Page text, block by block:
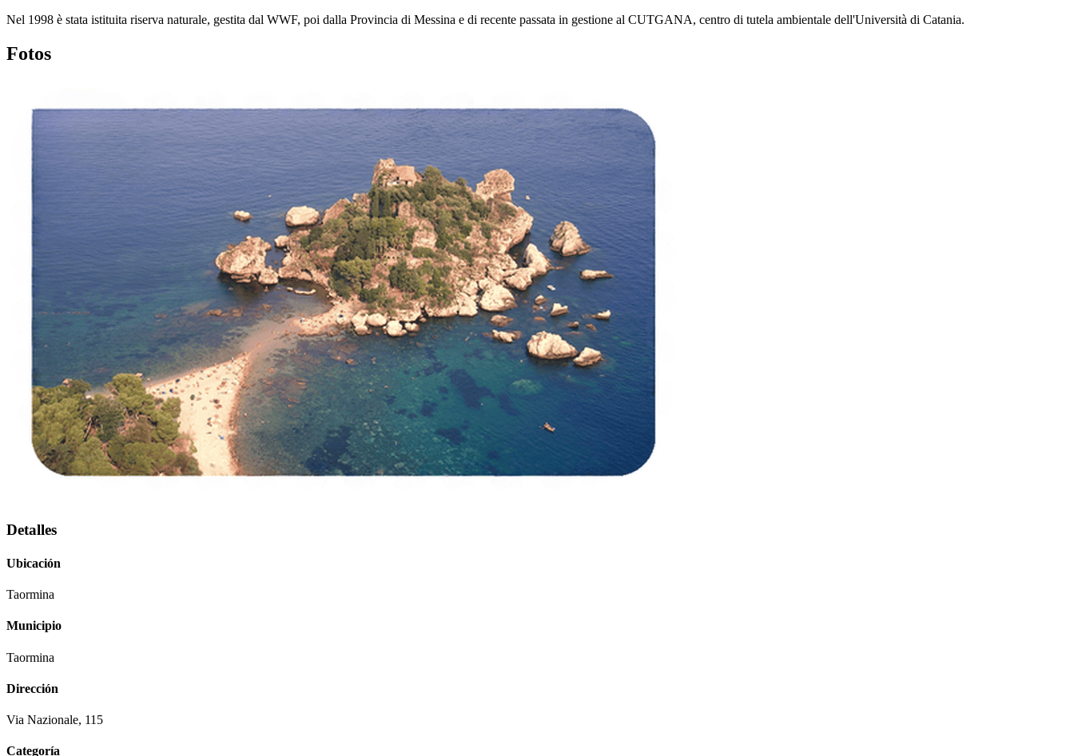
Nel 1998 è stata istituita riserva naturale, gestita dal WWF, poi dalla Provincia di Messina e di recente passata in gestione al CUTGANA, centro di tutela ambientale dell'Università di Catania.
Fotos
Detalles
Ubicación
Taormina
Municipio
Taormina
Dirección
Via Nazionale, 115
Categoría